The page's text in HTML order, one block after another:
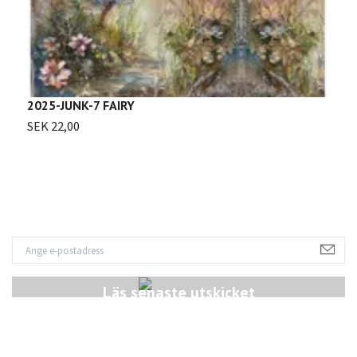
Läs senaste utskicket
2025-JUNK-7 FAIRY
SEK 22,00